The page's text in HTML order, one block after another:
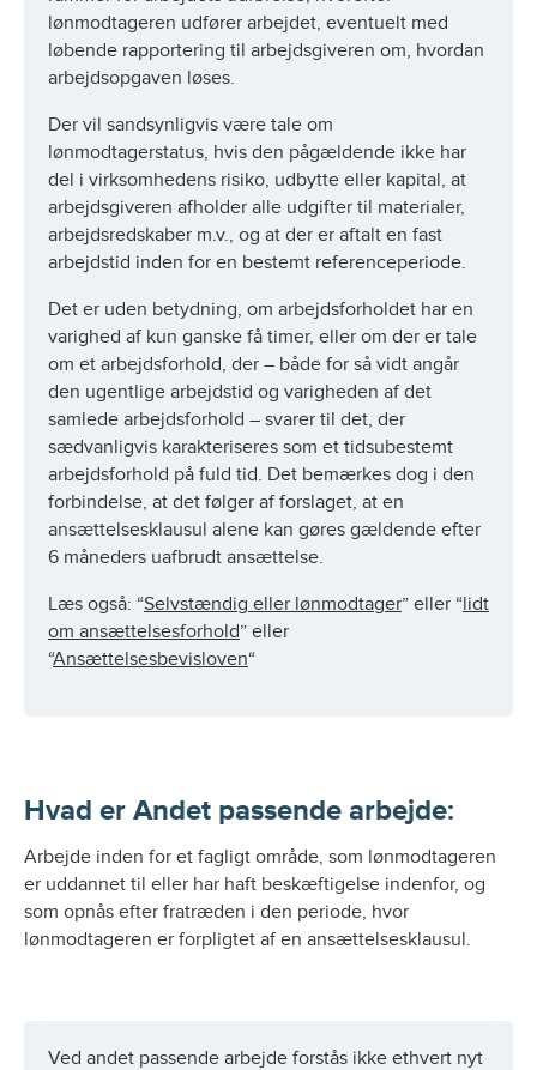
lønmodtageren udfører arbejdet, eventuelt med
løbende rapportering til arbejdsgiveren om, hvordan
arbejdsopgaven løses.
Der vil sandsynligvis være tale om
lønmodtagerstatus, hvis den pågældende ikke har
del i virksomhedens risiko, udbytte eller kapital, at
arbejdsgiveren afholder alle udgifter til materialer,
arbejdsredskaber m.v., og at der er aftalt en fast
arbejdstid inden for en bestemt referenceperiode.
Det er uden betydning, om arbejdsforholdet har en
varighed af kun ganske få timer, eller om der er tale
om et arbejdsforhold, der – både for så vidt angår
den ugentlige arbejdstid og varigheden af det
samlede arbejdsforhold – svarer til det, der
sædvanligvis karakteriseres som et tidsubestemt
arbejdsforhold på fuld tid. Det bemærkes dog i den
forbindelse, at det følger af forslaget, at en
ansættelsesklausul alene kan gøres gældende efter
6 måneders uafbrudt ansættelse.
Læs også: “Selvstændig eller lønmodtager” eller “lidt
om ansættelsesforhold” eller
“Ansættelsesbevisloven“
Hvad er Andet passende arbejde:
Arbejde inden for et fagligt område, som lønmodtageren
er uddannet til eller har haft beskæftigelse indenfor, og
som opnås efter fratræden i den periode, hvor
lønmodtageren er forpligtet af en ansættelsesklausul.
Ved andet passende arbejde forstås ikke ethvert nyt